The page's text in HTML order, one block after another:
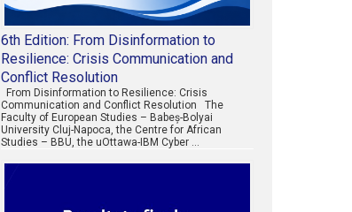
6th Edition: From Disinformation to
Resilience: Crisis Communication and
Conflict Resolution
From Disinformation to Resilience: Crisis
Communication and Conflict Resolution The
Faculty of European Studies – Babeș-Bolyai
University Cluj-Napoca, the Centre for African
Studies – BBU, the uOttawa-IBM Cyber …